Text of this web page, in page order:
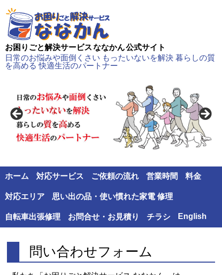
お困りごと解決サービス ななかん 公式サイト
日常のお悩みや面倒くさい もったいないを解決 暮らしの質
を高める 快適生活のパートナー
ホーム 対応サービス ご依頼の流れ 営業時間 料金
対応エリア 思い出の品・使い慣れた家電 修理
自転車出張修理 お問合せ・お見積り チラシ English
問い合わせフォーム